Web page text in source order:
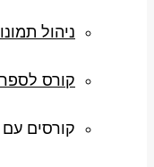
ניהול
קורס
קורסים